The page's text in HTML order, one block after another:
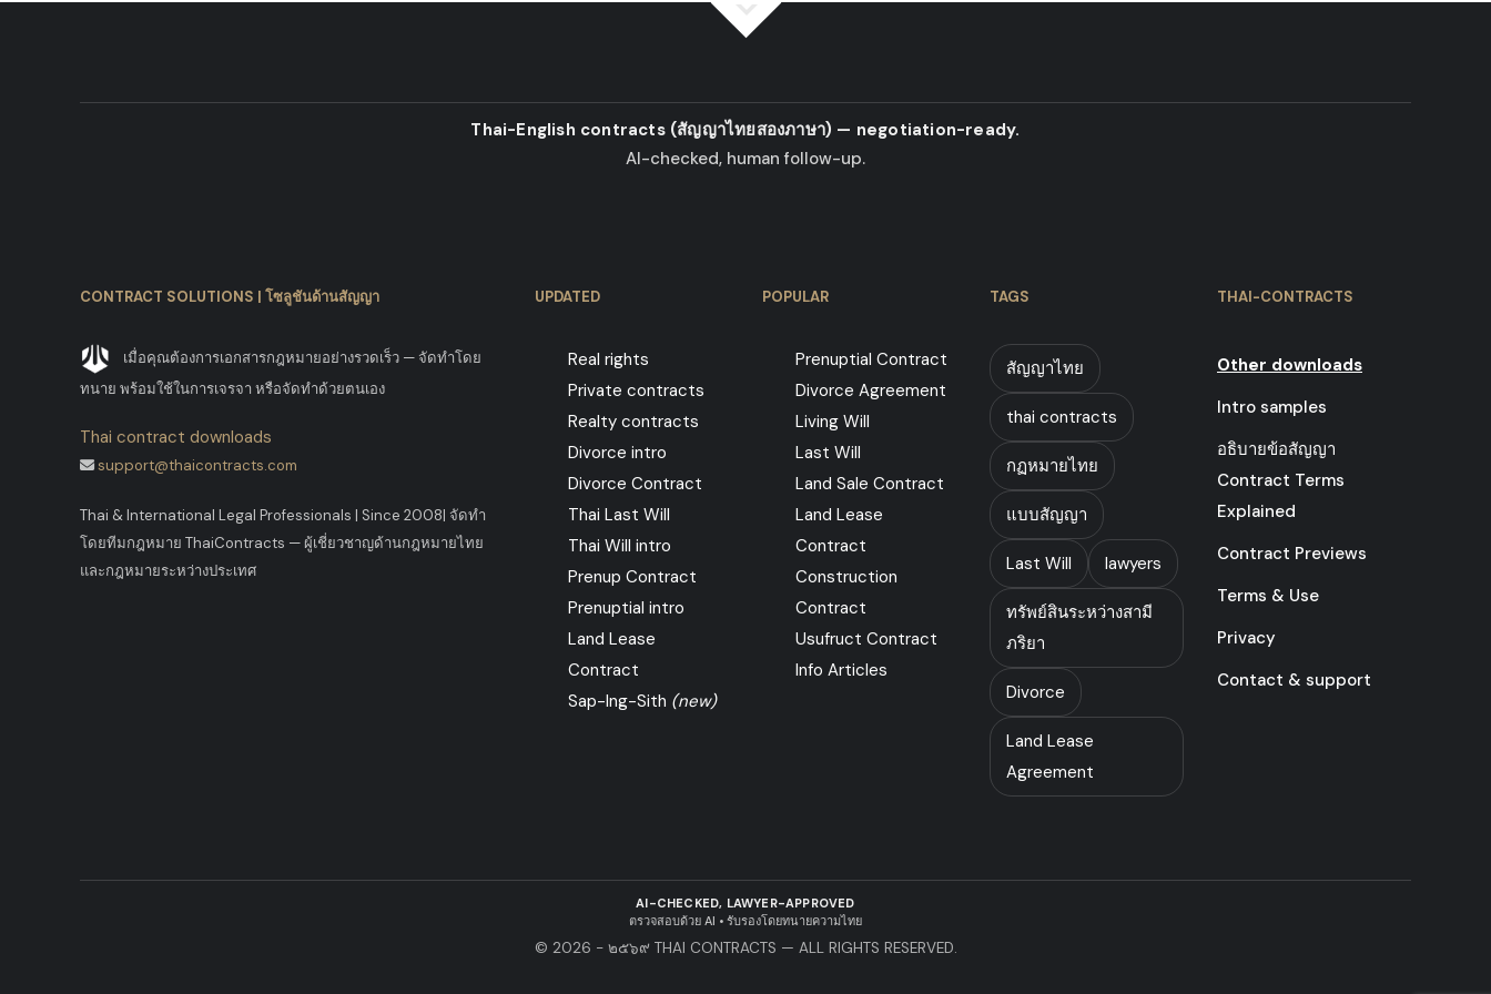
Thai-English contracts (สัญญาไทยสองภาษา) — negotiation-ready.
AI-checked, human follow-up.
CONTRACT SOLUTIONS | โซลูชันด้านสัญญา
เมื่อคุณต้องการเอกสารกฎหมายอย่างรวดเร็ว — จัดทำโดย
ทนาย พร้อมใช้ในการเจรจา หรือจัดทำด้วยตนเอง
Thai contract downloads
support@thaicontracts.com
Thai & International Legal Professionals | Since 2008| จัดทำ
โดยทีมกฎหมาย ThaiContracts — ผู้เชี่ยวชาญด้านกฎหมายไทย
และกฎหมายระหว่างประเทศ
UPDATED
Real rights
Private contracts
Realty contracts
Divorce intro
Divorce Contract
Thai Last Will
Thai Will intro
Prenup Contract
Prenuptial intro
Land Lease
Contract
Sap-Ing-Sith (new)
POPULAR
Prenuptial Contract
Divorce Agreement
Living Will
Last Will
Land Sale Contract
Land Lease
Contract
Construction
Contract
Usufruct Contract
Info Articles
TAGS
สัญญาไทย
thai contracts
กฏหมายไทย
แบบสัญญา
Last Will lawyers
ทรัพย์สินระหว่างสามี
ภริยา
Divorce
Land Lease
Agreement
THAI-CONTRACTS
Other downloads
Intro samples
อธิบายข้อสัญญา
Contract Terms
Explained
Contract Previews
Terms & Use
Privacy
Contact & support
AI-CHECKED, LAWYER-APPROVED
ตรวจสอบด้วย AI • รับรองโดยทนายความไทย
© 2026 - ๒๕๖๙ THAI CONTRACTS — ALL RIGHTS RESERVED.